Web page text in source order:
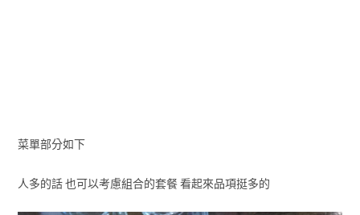
菜單部分如下
人多的話 也可以考慮組合的套餐 看起來品項挺多的